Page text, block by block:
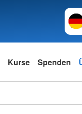
Kurse Spenden